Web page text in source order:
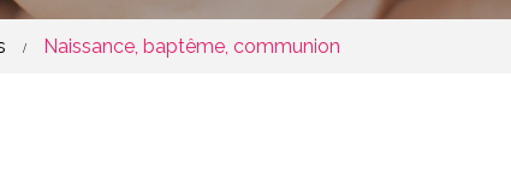
/ Naissance, baptême, communion